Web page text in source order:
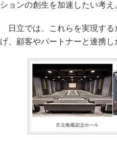
ションの創生を加速したい考え
日立では、これらを実現する
げ、顧客やパートナーと連携し